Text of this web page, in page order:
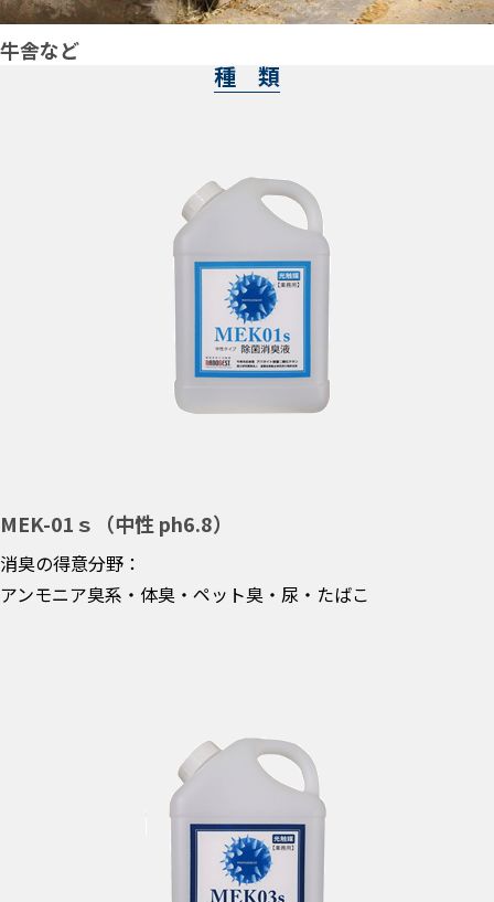
牛舎など
種 類
MEK-01ｓ（中性 ph6.8）
消臭の得意分野：
アンモニア臭系・体臭・ペット臭・尿・たばこ